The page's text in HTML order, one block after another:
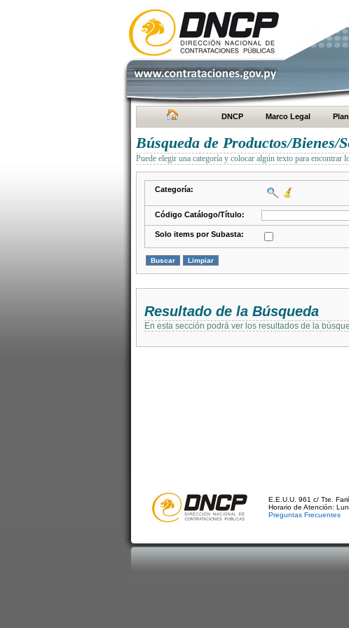
DNCP Marco Legal
Búsqueda de Productos/Bienes/
Puede elegir una categoría y colocar algún texto para encontrar
Categoría:
Código Catálogo/Título:
Solo items por Subasta:
Resultado de la Búsqueda
En esta sección podrá ver los resultados de la
E.E.U.U. 961 c/ Tte.
Horario de Atención:
Preguntas Frecuentes